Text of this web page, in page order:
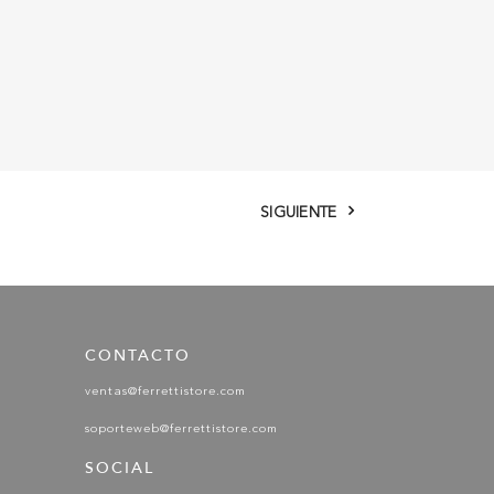
SIGUIENTE
CONTACTO
ventas@ferrettistore.com
soporteweb@ferrettistore.com
SOCIAL